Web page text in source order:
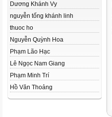
Dương Khánh Vy
nguyễn tống khánh linh
thuoc ho
Nguyễn Quỳnh Hoa
Phạm Lão Hạc
Lê Ngọc Nam Giang
Phạm Minh Trí
Hồ Văn Thoảng